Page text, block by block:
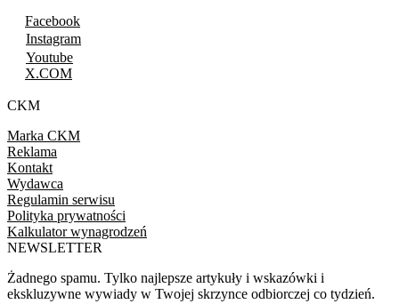
Facebook
Instagram
Youtube
X.COM
CKM
Marka CKM
Reklama
Kontakt
Wydawca
Regulamin serwisu
Polityka prywatności
Kalkulator wynagrodzeń
NEWSLETTER
Żadnego spamu. Tylko najlepsze artykuły i wskazówki i
ekskluzywne wywiady w Twojej skrzynce odbiorczej co tydzień.